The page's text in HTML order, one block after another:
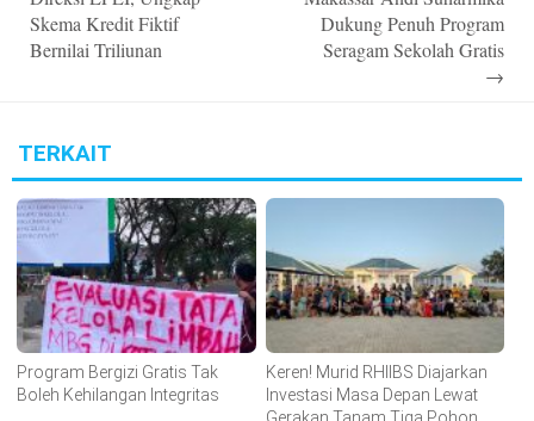
Skema Kredit Fiktif
Bernilai Triliunan
Dukung Penuh Program
Seragam Sekolah Gratis
→
TERKAIT
Program Bergizi Gratis Tak
Boleh Kehilangan Integritas
Keren! Murid RHIIBS Diajarkan
Investasi Masa Depan Lewat